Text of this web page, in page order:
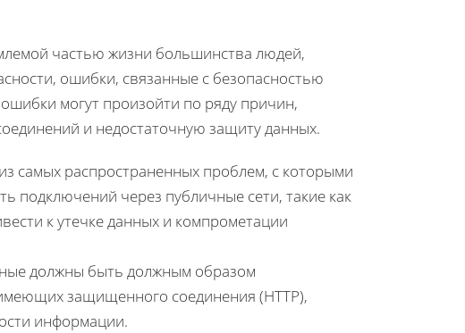
частью жизни большинства людей,
ошибки, связанные с безопасностью
могут произойти по ряду причин,
и недостаточную защиту данных.
самых распространенных проблем, с которыми
подключений через публичные сети, такие как
к утечке данных и компрометации
должны быть должным образом
защищенного соединения (HTTP),
информации.